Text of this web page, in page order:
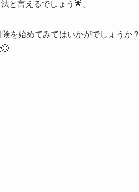
と言えるでしょう🌟。
を始めてみてはいかがでしょうか？